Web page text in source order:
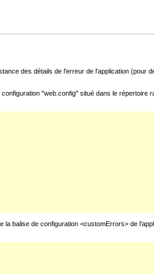
des détails de l'erreur de l'application (pour
"web.config" situé dans le répertoire
balise de configuration <customErrors> de